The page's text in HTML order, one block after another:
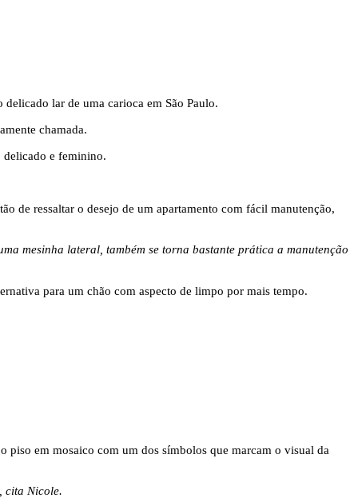
lar de uma carioca em São Paulo.
chamada.
delicado e feminino.
de ressaltar o desejo de um apartamento com fácil manutenção,
mesinha lateral, também se torna bastante prática a manutenção
para um chão com aspecto de limpo por mais tempo.
piso em mosaico com um dos símbolos que marcam o visual da
cita Nicole.